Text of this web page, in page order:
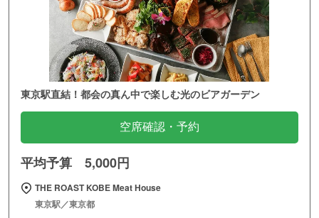
東京駅直結！都会の真ん中で楽しむ光のビアガーデン
空席確認・予約
平均予算 5,000円
THE ROAST KOBE Meat House
東京駅／東京都